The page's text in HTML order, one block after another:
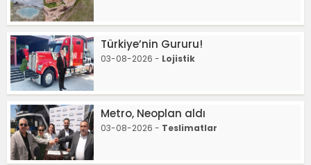
Türkiye’nin Gururu!
03-08-2026 - Lojistik
Metro, Neoplan aldı
03-08-2026 - Teslimatlar